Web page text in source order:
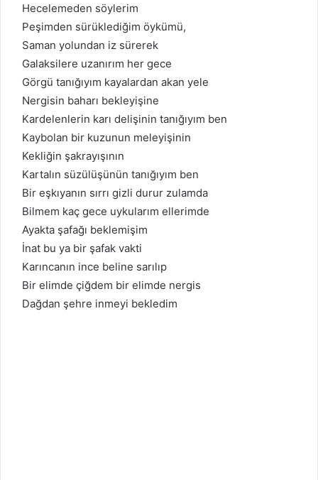
Hecelemeden söylerim
Peşimden sürüklediğim öykümü,
Saman yolundan iz sürerek
Galaksilere uzanırım her gece
Görgü tanığıyım kayalardan akan yele
Nergisin baharı bekleyişine
Kardelenlerin karı delişinin tanığıyım ben
Kaybolan bir kuzunun meleyişinin
Kekliğin şakrayışının
Kartalın süzülüşünün tanığıyım ben
Bir eşkıyanın sırrı gizli durur zulamda
Bilmem kaç gece uykularım ellerimde
Ayakta şafağı beklemişim
İnat bu ya bir şafak vakti
Karıncanın ince beline sarılıp
Bir elimde çiğdem bir elimde nergis
Dağdan şehre inmeyi bekledim